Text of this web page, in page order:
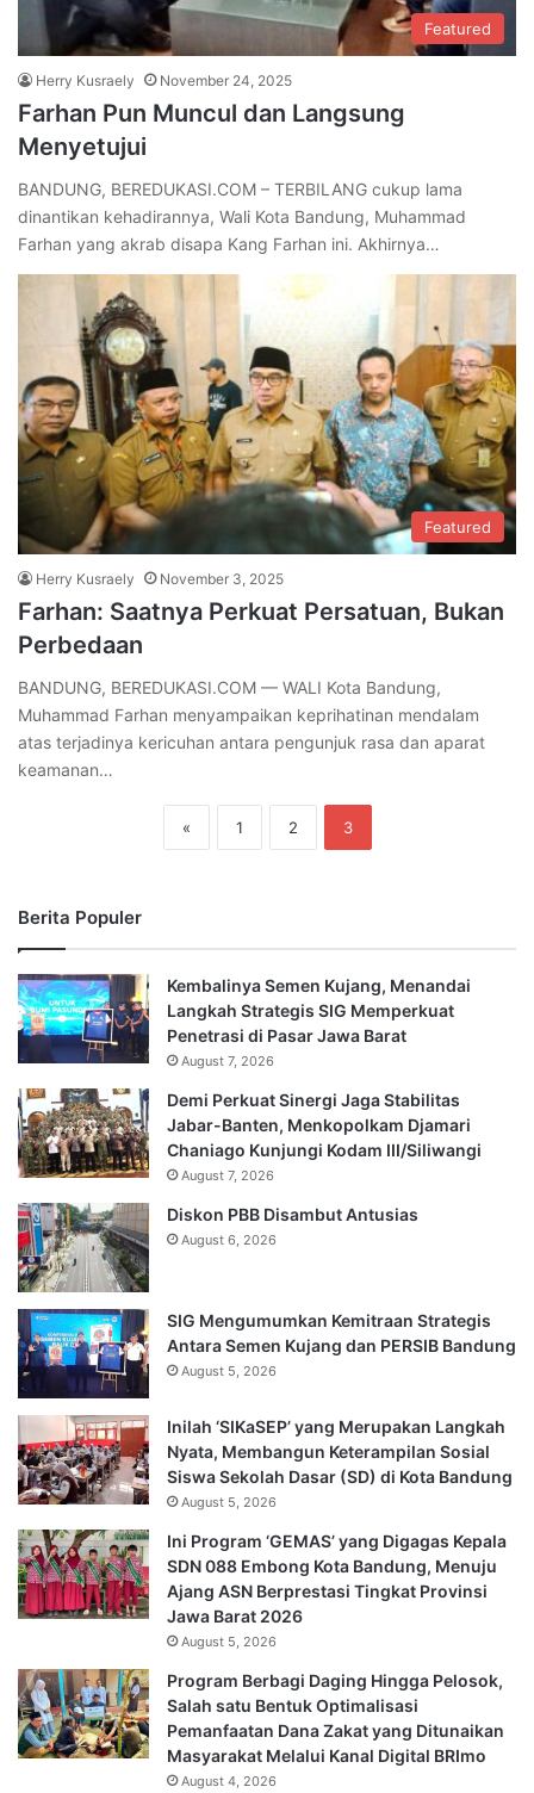
Featured
Herry Kusraely November 24, 2025
Farhan Pun Muncul dan Langsung
Menyetujui
BANDUNG, BEREDUKASI.COM – TERBILANG cukup lama
dinantikan kehadirannya, Wali Kota Bandung, Muhammad
Farhan yang akrab disapa Kang Farhan ini. Akhirnya…
Featured
Herry Kusraely November 3, 2025
Farhan: Saatnya Perkuat Persatuan, Bukan
Perbedaan
BANDUNG, BEREDUKASI.COM — WALI Kota Bandung,
Muhammad Farhan menyampaikan keprihatinan mendalam
atas terjadinya kericuhan antara pengunjuk rasa dan aparat
keamanan…
« 1 2 3
Berita Populer
Kembalinya Semen Kujang, Menandai
Langkah Strategis SIG Memperkuat
Penetrasi di Pasar Jawa Barat
August 7, 2026
Demi Perkuat Sinergi Jaga Stabilitas
Jabar-Banten, Menkopolkam Djamari
Chaniago Kunjungi Kodam III/Siliwangi
August 7, 2026
Diskon PBB Disambut Antusias
August 6, 2026
SIG Mengumumkan Kemitraan Strategis
Antara Semen Kujang dan PERSIB Bandung
August 5, 2026
Inilah ‘SIKaSEP’ yang Merupakan Langkah
Nyata, Membangun Keterampilan Sosial
Siswa Sekolah Dasar (SD) di Kota Bandung
August 5, 2026
Ini Program ‘GEMAS’ yang Digagas Kepala
SDN 088 Embong Kota Bandung, Menuju
Ajang ASN Berprestasi Tingkat Provinsi
Jawa Barat 2026
August 5, 2026
Program Berbagi Daging Hingga Pelosok,
Salah satu Bentuk Optimalisasi
Pemanfaatan Dana Zakat yang Ditunaikan
Masyarakat Melalui Kanal Digital BRImo
August 4, 2026